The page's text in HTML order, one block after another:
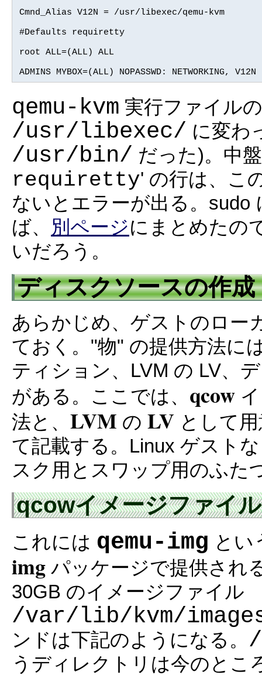
Cmnd_Alias V12N = /usr/libexec/qemu-kvm
#Defaults requiretty
root ALL=(ALL) ALL
ADMINS MYBOX=(ALL) NOPASSWD: NETWORKING, V12N
qemu-kvm 実行ファイル
/usr/libexec/ に変わ
/usr/bin/ だった)。中
requiretty' の行は、こ
ないとエラーが出る。sudo
ば、
別ページにまとめたの
いだろう。
ディスクソースの作成
あらかじめ、ゲストのロー
ておく。"物" の提供方法に
ティション、LVM の LV、
がある。ここでは、 qcow
法と、 LVM の LV として
て記載する。Linux ゲスト
スク用とスワップ用のふた
qcowイメージファイ
これには qemu-img とい
img パッケージで提供され
30GB のイメージファイル
/var/lib/kvm/
ンドは下記のようになる。
うディレクトリは今のとこ